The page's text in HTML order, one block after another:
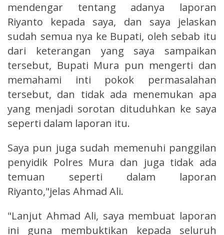
mendengar tentang adanya laporan
Riyanto kepada saya, dan saya jelaskan
sudah semua nya ke Bupati, oleh sebab itu
dari keterangan yang saya sampaikan
tersebut, Bupati Mura pun mengerti dan
memahami inti pokok permasalahan
tersebut, dan tidak ada menemukan apa
yang menjadi sorotan dituduhkan ke saya
seperti dalam laporan itu.
Saya pun juga sudah memenuhi panggilan
penyidik Polres Mura dan juga tidak ada
temuan seperti dalam laporan
Riyanto,"jelas Ahmad Ali.
"Lanjut Ahmad Ali, saya membuat laporan
ini guna membuktikan kepada seluruh